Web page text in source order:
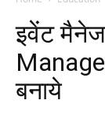
इवेंट
बनाये